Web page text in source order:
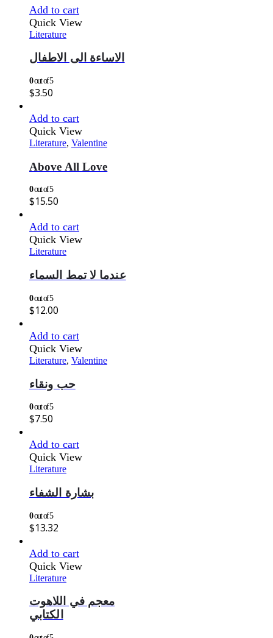
Add to cart
Quick View
Literature
الاساءة الى الاطفال
0out of 5
$3.50
Add to cart
Quick View
Literature, Valentine
Above All Love
0out of 5
$15.50
Add to cart
Quick View
Literature
عندما لا تمط السماء
0out of 5
$12.00
Add to cart
Quick View
Literature, Valentine
حب ونقاء
0out of 5
$7.50
Add to cart
Quick View
Literature
بشارة الشفاء
0out of 5
$13.32
Add to cart
Quick View
Literature
معجم في اللاهوت
الكتابي